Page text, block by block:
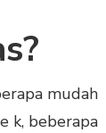
mudah
k, beberapa